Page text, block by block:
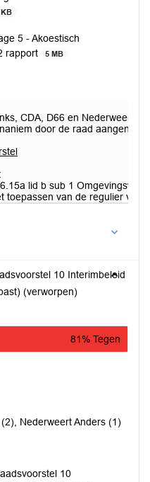
KB
5 - Akoestisch
rapport
5 MB
CDA, D66 en Nederweert
door de raad
lid b sub 1
toepassen van de regulier
10 Interimbeleid
(verworpen)
81% Tegen
Nederweert Anders (1)
10